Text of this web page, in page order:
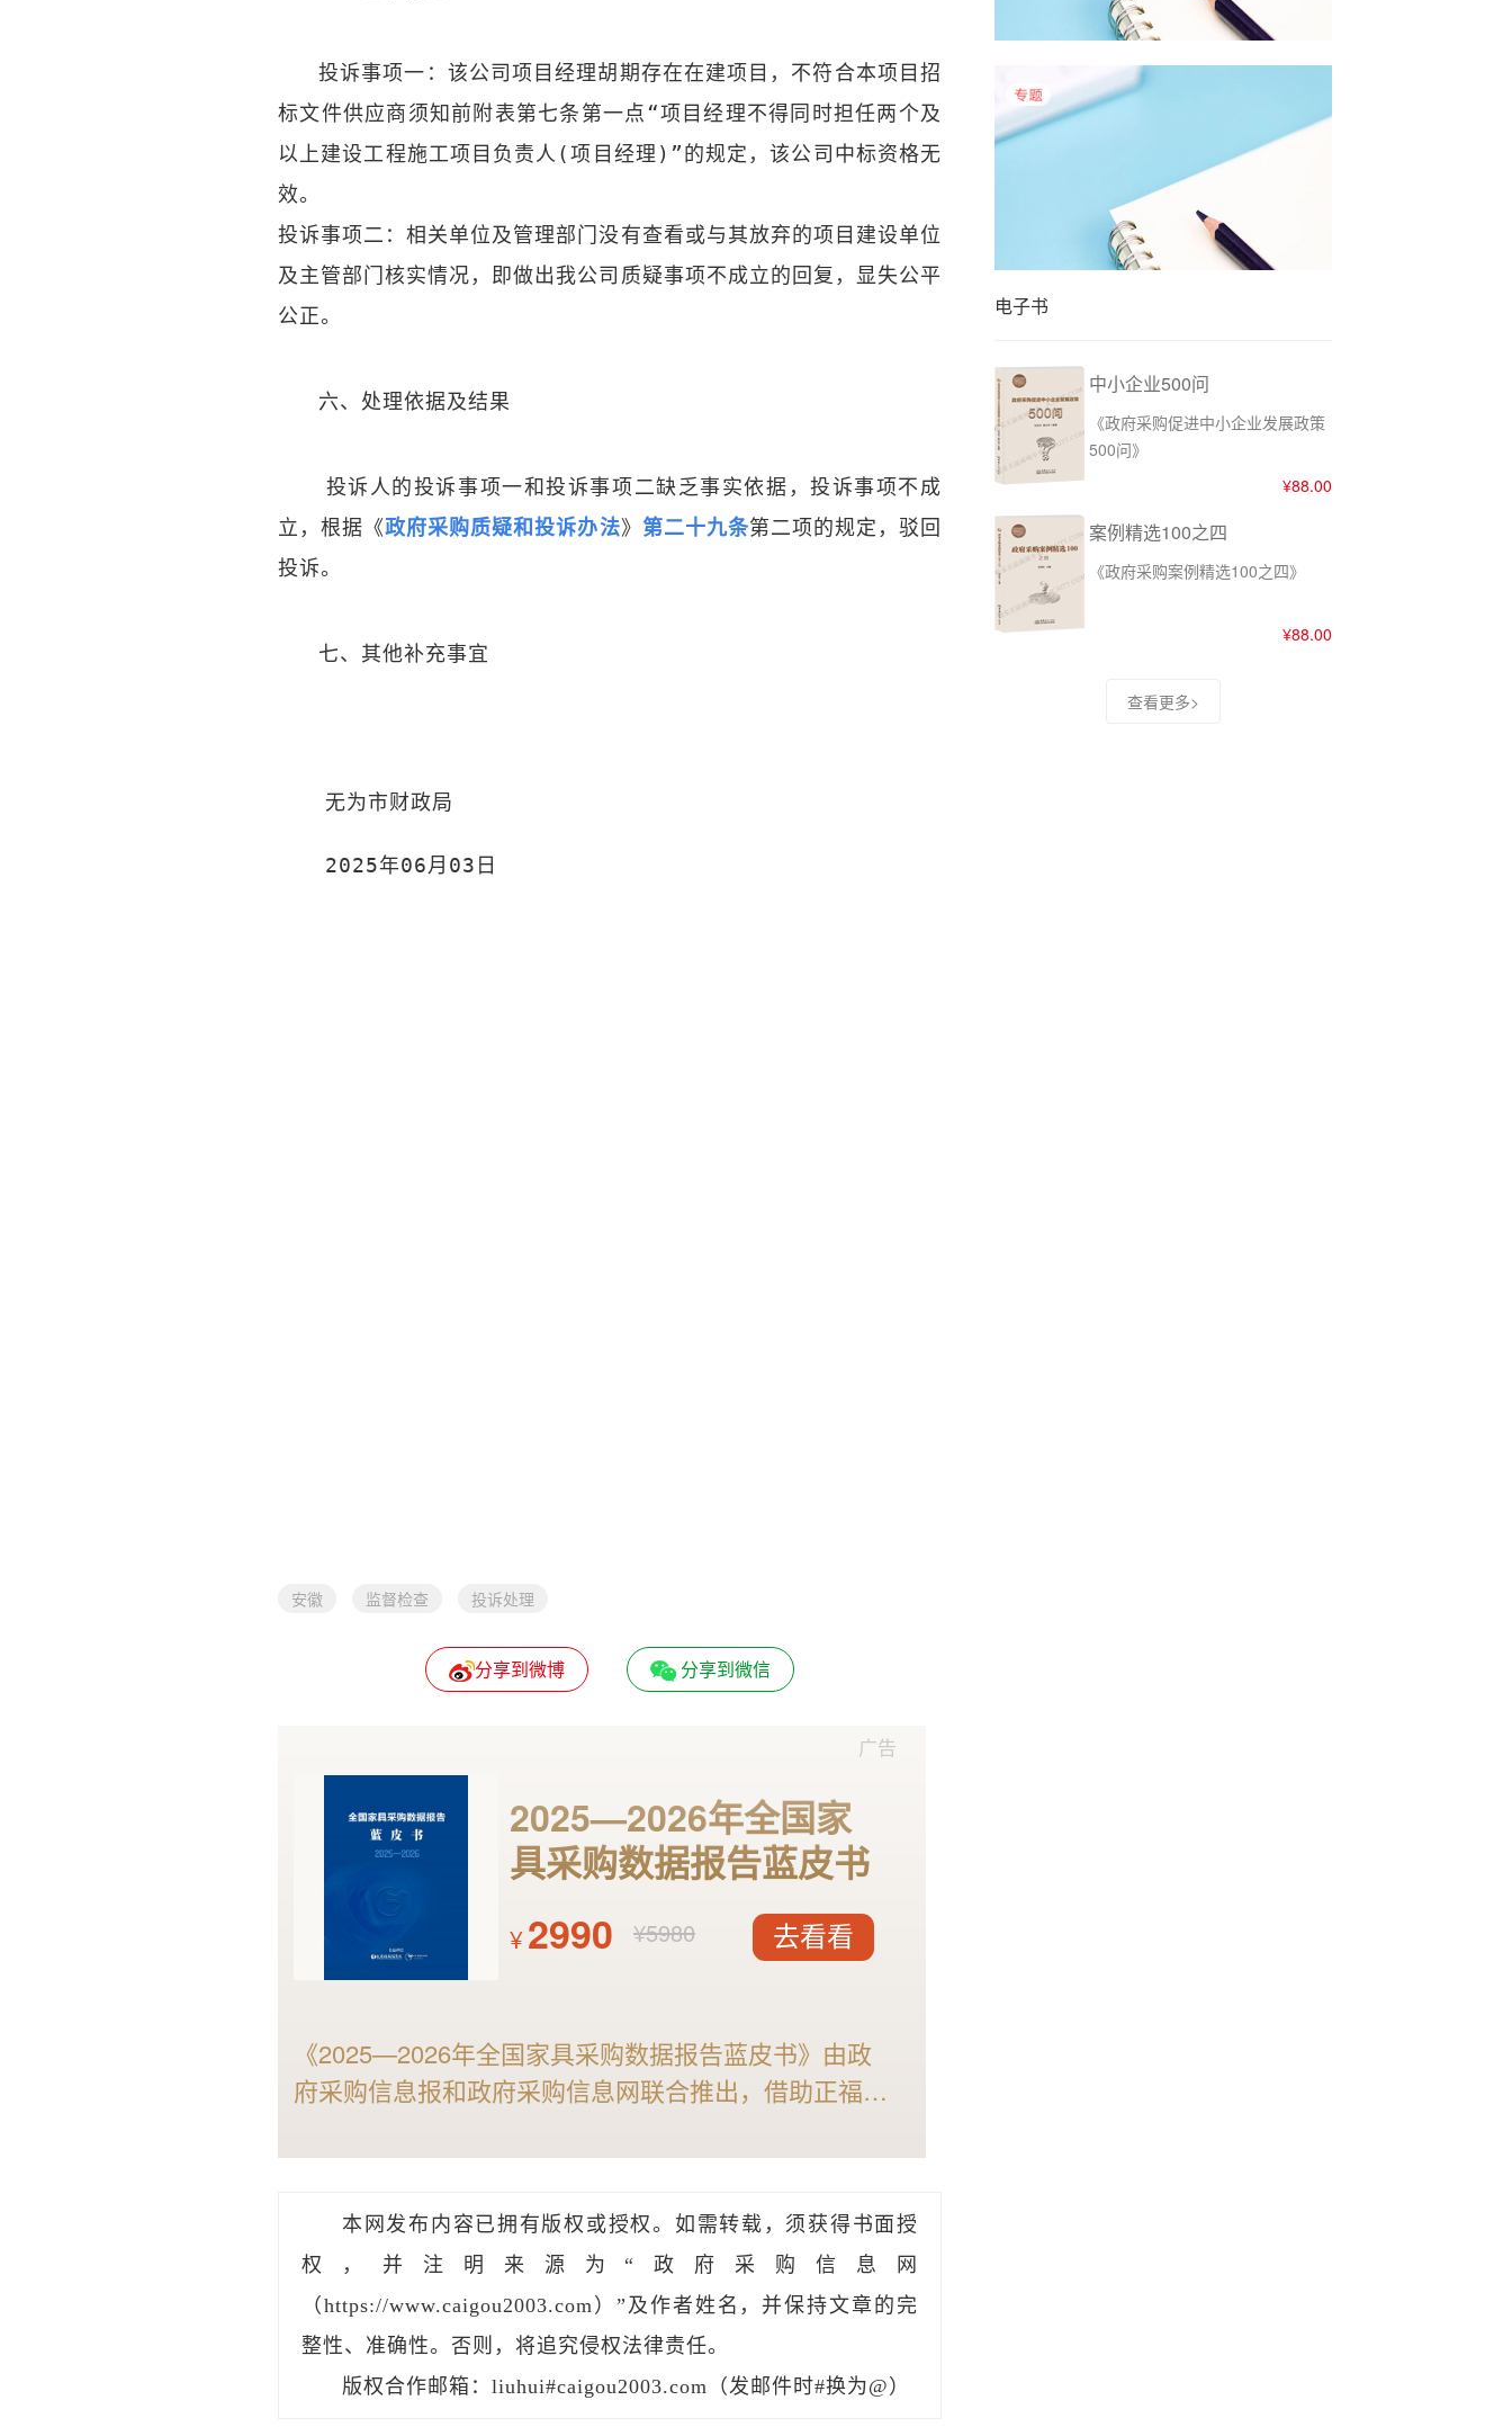
投诉事项一：该公司项目经理胡期存在在建项目，不符合本项目招
标文件供应商须知前附表第七条第一点“项目经理不得同时担任两个及
以上建设工程施工项目负责人(项目经理)”的规定，该公司中标资格无
效。
投诉事项二：相关单位及管理部门没有查看或与其放弃的项目建设单位
及主管部门核实情况，即做出我公司质疑事项不成立的回复，显失公平
公正。
六、处理依据及结果
投诉人的投诉事项一和投诉事项二缺乏事实依据，投诉事项不成
立，根据《政府采购质疑和投诉办法》 第二十九条第二项的规定，驳回
投诉。
七、其他补充事宜
无为市财政局
2025年06月03日
安徽 监督检查 投诉处理
分享到微博 分享到微信
广告
2025—2026年全国家
具采购数据报告蓝皮书
¥2990 ¥5980 去看看
《2025—2026年全国家具采购数据报告蓝皮书》由政
府采购信息报和政府采购信息网联合推出，借助正福易
政府采购市场规模、竞争格局以及细分市场现状等，预
和采购人不可错过！
本网发布内容已拥有版权或授权。如需转载，须获得书面授
权，并注明来源为“政府采购信息网
（https://www.caigou2003.com）”及作者姓名，并保持文章的完
整性、准确性。否则，将追究侵权法律责任。
版权合作邮箱：liuhui#caigou2003.com（发邮件时#换为@）
5月物业采购数据有哪些特点？
电子书
中小企业500问
《政府采购促进中小企业发展政策
500问》
¥88.00
案例精选100之四
《政府采购案例精选100之四》
¥88.00
查看更多>